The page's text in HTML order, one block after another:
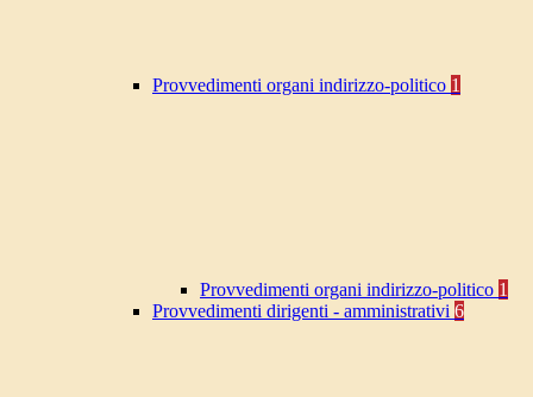
Provvedimenti organi indirizzo-politico 1
Provvedimenti organi indirizzo-politico 1
Provvedimenti dirigenti - amministrativi 6